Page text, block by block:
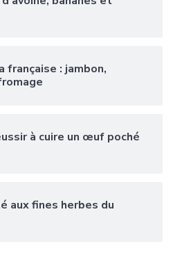
française : jambon,
à cuire un œuf poché
aux fines herbes du